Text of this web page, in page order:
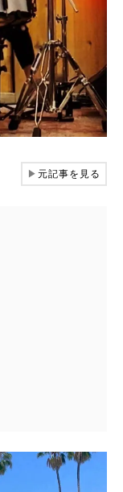
▶元記事を見る